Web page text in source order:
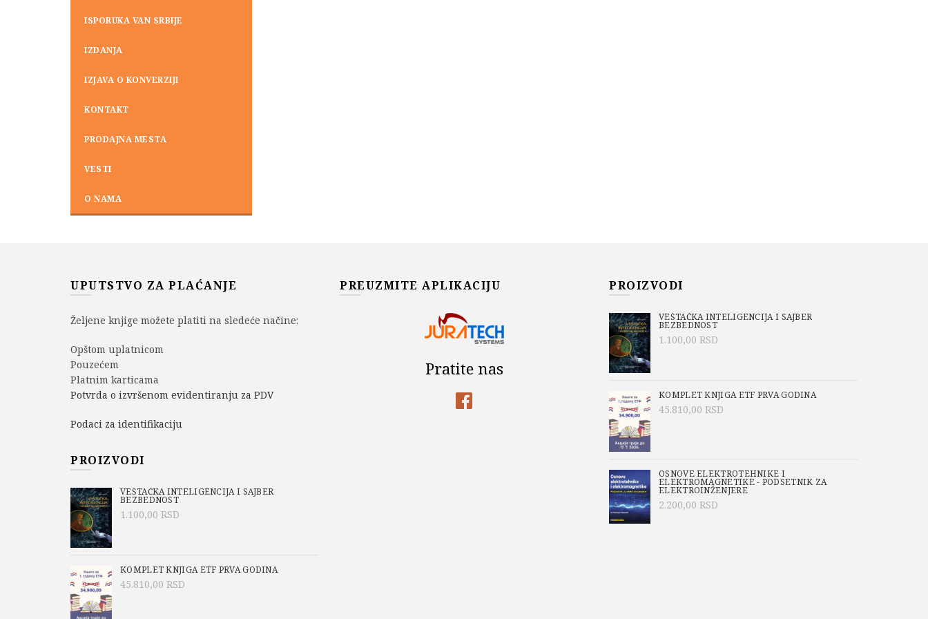
ISPORUKA VAN SRBIJE
IZDANJA
IZJAVA O KONVERZIJI
KONTAKT
PRODAJNA MESTA
VESTI
O NAMA
UPUTSTVO ZA PLAĆANJE
Željene knjige možete platiti na sledeće načine:
Opštom uplatnicom
Pouzećem
Platnim karticama
Potvrda o izvršenom evidentiranju za PDV
Podaci za identifikaciju
PROIZVODI
VEŠTAČKA INTELIGENCIJA I SAJBER
BEZBEDNOST
1.100,00 RSD
KOMPLET KNJIGA ETF PRVA GODINA
45.810,00 RSD
PREUZMITE APLIKACIJU
Pratite nas
PROIZVODI
VEŠTAČKA INTELIGENCIJA I SAJBER
BEZBEDNOST
1.100,00 RSD
KOMPLET KNJIGA ETF PRVA GODINA
45.810,00 RSD
OSNOVE ELEKTROTEHNIKE I
ELEKTROMAGNETIKE - PODSETNIK ZA
ELEKTROINŽENJERE
2.200,00 RSD